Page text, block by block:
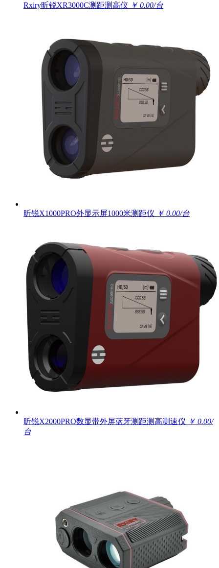
Rxiry昕锐XR3000C测距测高仪 ￥ 0.00/台
昕锐X1000PRO外显示屏1000米测距仪 ￥ 0.00/台
昕锐X2000PRO数显带外屏蓝牙测距测高测速仪 ￥ 0.00/
台